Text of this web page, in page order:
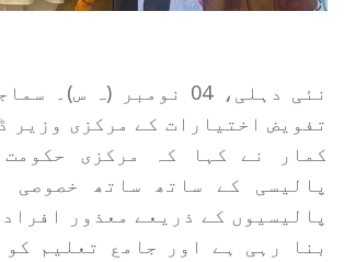
نئی دہلی، 04 نومبر (ہ
تفویض اختیارات کے مرکزی وزیر
کمار نے کہا کہ مرکزی
پالیسی کے ساتھ ساتھ خصوصی
پالیسیوں کے ذریعے معذور
بنا رہی ہے اور جامع تعلیم